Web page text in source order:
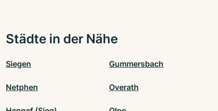
Städte in der Nähe
Siegen Gummersbach
Netphen Overath